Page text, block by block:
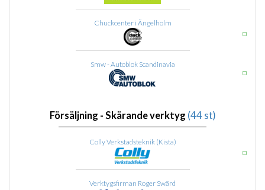
Chuckcenter i Ängelholm
Smw - Autoblok Scandinavia
Försäljning - Skärande verktyg (44 st)
Colly Verkstadsteknik (Kista)
Verktygsfirman Roger Swärd